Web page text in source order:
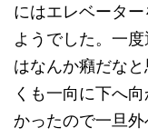
にはエレベータ
ようでした。一
はなんか癪だな
くも一向に下へ
かったので一旦外